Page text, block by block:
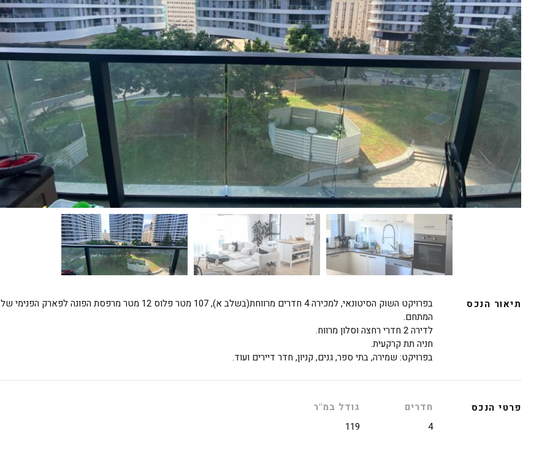
תיאור הנכס
בפרויקט השוק הסיטונאי, למכירה 4 חדרים מרווחת(בשלב א), 107 מטר פלוס 12 מטר מרפסת הפונה לפארק הפנימי של
המתחם.
לדירה 2 חדרי רחצה וסלון מרווח.
חניה תת קרקעית.
בפרויקט: שמירה, בתי ספר, גנים, קניון, חדר דיירים ועוד.
פרטי הנכס
חדרים
4
גודל במ"ר
119